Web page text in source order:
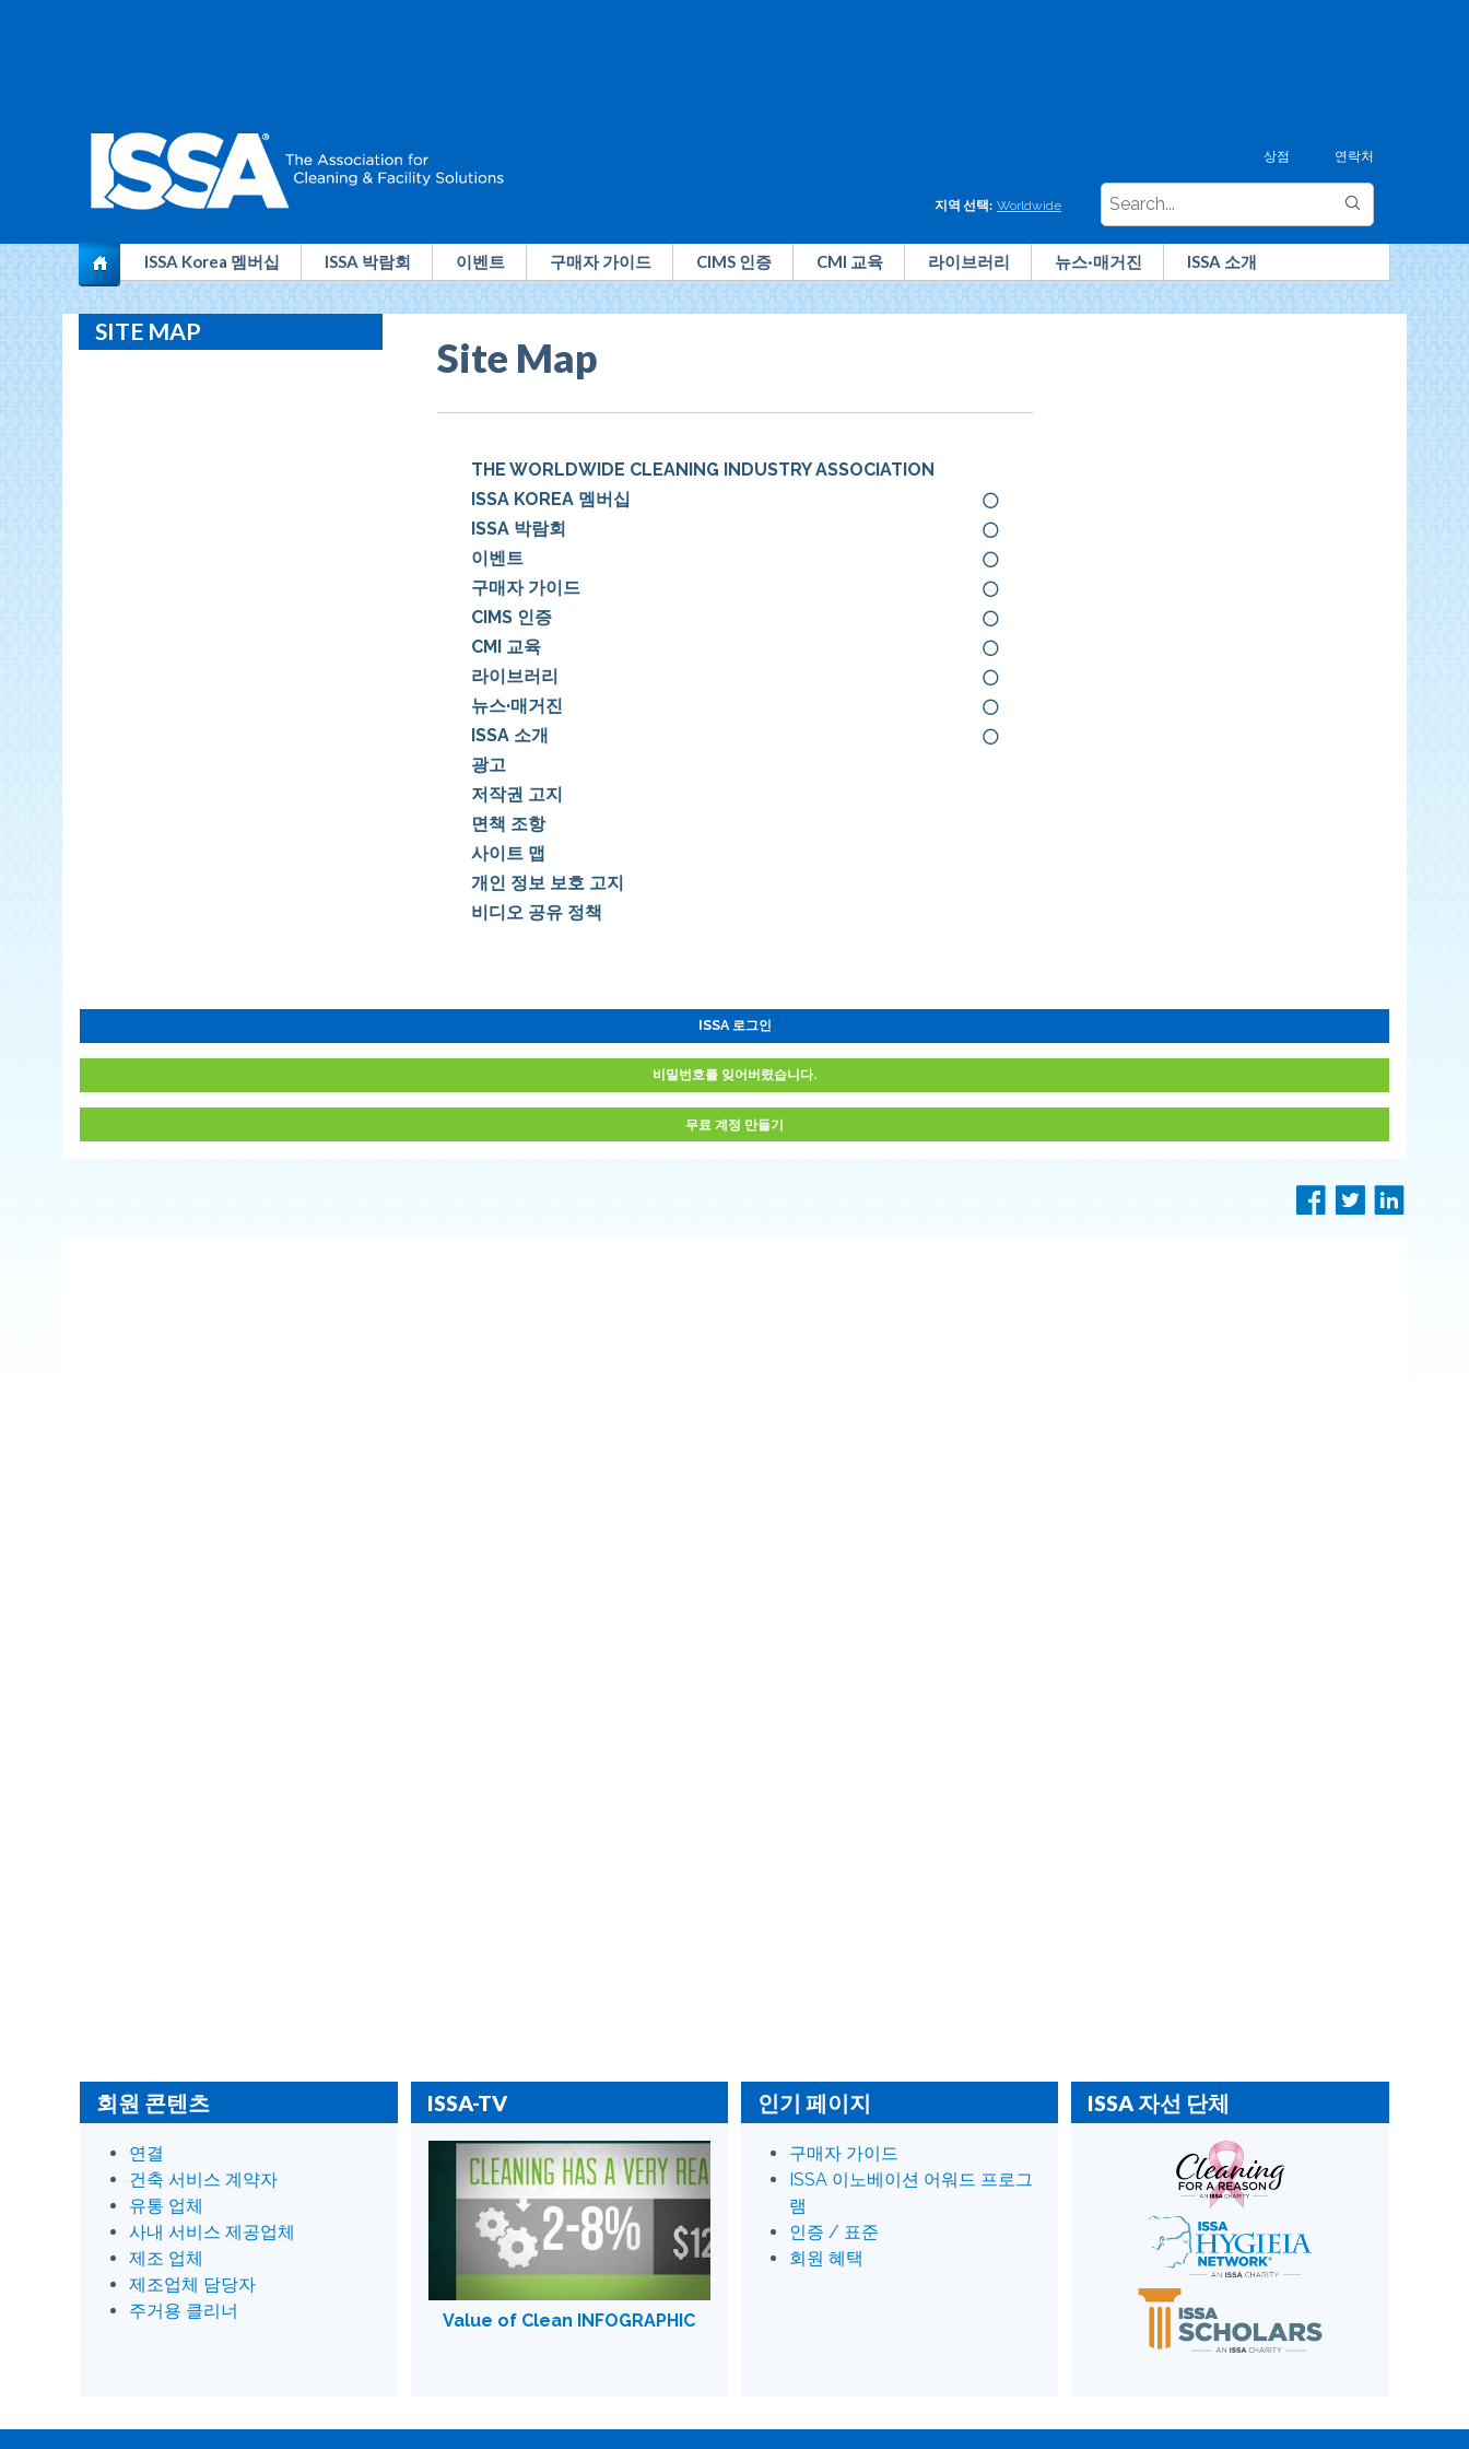
전
계
ISSA Korea 멤버십 ISSA 박람회 이벤트 구매자 가이드 CIMS 인증 CMI 교육 라이브러리 뉴스·매거진 ISSA 소개
상점 연락처
지역 선택: Worldwide
Site Map
THE WORLDWIDE CLEANING INDUSTRY ASSOCIATION
ISSA KOREA 멤버십
ISSA 박람회
이벤트
구매자 가이드
CIMS 인증
CMI 교육
라이브러리
뉴스·매거진
ISSA 소개
광고
저작권 고지
면책 조항
사이트 맵
개인 정보 보호 고지
비디오 공유 정책
SITE MAP
ISSA 로그인
비밀번호를 잊어버렸습니다.
무료 계정 만들기
회원 콘텐츠
연결
건축 서비스 계약자
유통 업체
사내 서비스 제공업체
제조 업체
제조업체 담당자
주거용 클리너
ISSA-TV
Value of Clean INFOGRAPHIC
인기 페이지
구매자 가이드
ISSA 이노베이션 어워드 프로그
램
인증 / 표준
회원 혜택
ISSA 자선 단체